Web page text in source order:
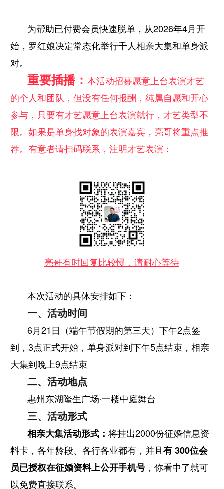
为帮助已付费会员快速脱单，从2026年4月开
始，罗红娘决定常态化举行千人相亲大集和单身派
对。
重要插播：本活动招募愿意上台表演才艺
的个人和团队，但没有任何报酬，纯属自愿和开心
参与，只要有才艺愿意上台表演就行，才艺类型不
限。如果是单身找对象的表演嘉宾，亮哥将重点推
荐。有意者请扫码联系，注明才艺表演：
亮哥有时回复比较慢，请耐心等待
本次活动的具体安排如下：
一、活动时间
6月21日（端午节假期的第三天）下午2点签
到，3点正式开始，单身派对到下午5点结束，相亲
大集到晚上9点结束
二、活动地点
惠州东湖隆生广场·一楼中庭舞台
三、活动形式
相亲大集活动形式：将挂出2000份征婚信息资
料卡 ，各年龄段、各行各业都有，并且有 300位会
员已授权在征婚资料上公开手机号 ，你看中了就可
以免费直接联系。